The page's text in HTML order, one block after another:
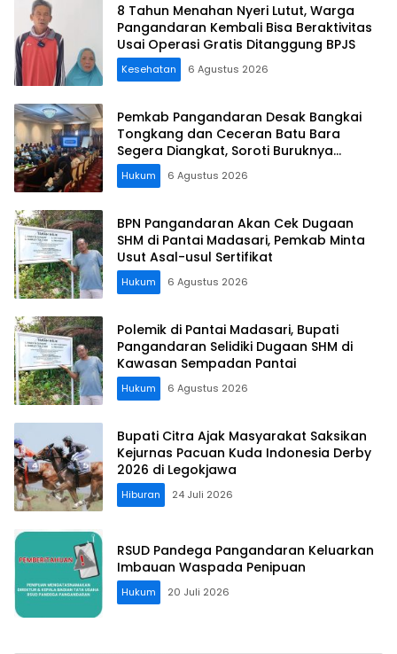
8 Tahun Menahan Nyeri Lutut, Warga
Pangandaran Kembali Bisa Beraktivitas
Usai Operasi Gratis Ditanggung BPJS
Kesehatan 6 Agustus 2026
Pemkab Pangandaran Desak Bangkai
Tongkang dan Ceceran Batu Bara
Segera Diangkat, Soroti Buruknya
Koordinasi Perusahaan
Hukum 6 Agustus 2026
BPN Pangandaran Akan Cek Dugaan
SHM di Pantai Madasari, Pemkab Minta
Usut Asal-usul Sertifikat
Hukum 6 Agustus 2026
Polemik di Pantai Madasari, Bupati
Pangandaran Selidiki Dugaan SHM di
Kawasan Sempadan Pantai
Hukum 6 Agustus 2026
Bupati Citra Ajak Masyarakat Saksikan
Kejurnas Pacuan Kuda Indonesia Derby
2026 di Legokjawa
Hiburan 24 Juli 2026
RSUD Pandega Pangandaran Keluarkan
Imbauan Waspada Penipuan
Hukum 20 Juli 2026